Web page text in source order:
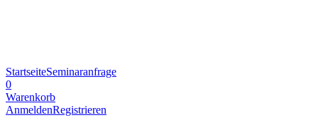
StartseiteSeminaranfrage
0
Warenkorb
AnmeldenRegistrieren